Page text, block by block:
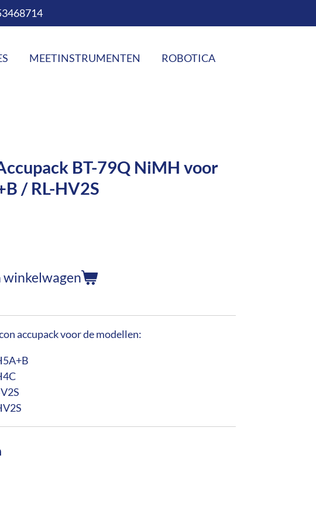
MEETINSTRUMENTEN ROBOTICA
BT-79Q NiMH voor
/ RL-HV2S
winkelwagen
accupack voor de modellen: